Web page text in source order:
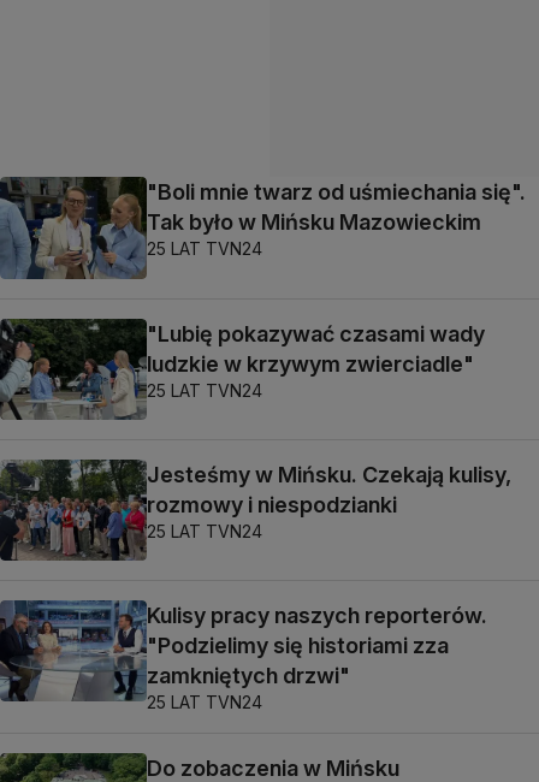
"Boli mnie twarz od uśmiechania się".
Tak było w Mińsku Mazowieckim
25 LAT TVN24
"Lubię pokazywać czasami wady
ludzkie w krzywym zwierciadle"
25 LAT TVN24
Jesteśmy w Mińsku. Czekają kulisy,
rozmowy i niespodzianki
25 LAT TVN24
Kulisy pracy naszych reporterów.
"Podzielimy się historiami zza
zamkniętych drzwi"
25 LAT TVN24
Do zobaczenia w Mińsku